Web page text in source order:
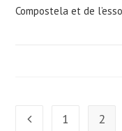
Compostela et de
Go to the previous
1 2